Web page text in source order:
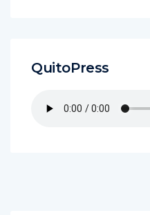
QuitoPress